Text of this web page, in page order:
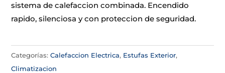
sistema de calefaccion combinada. Encendido
rapido, silenciosa y con proteccion de seguridad.
Categorías:Calefaccion Electrica, Estufas Exterior,
Climatizacion